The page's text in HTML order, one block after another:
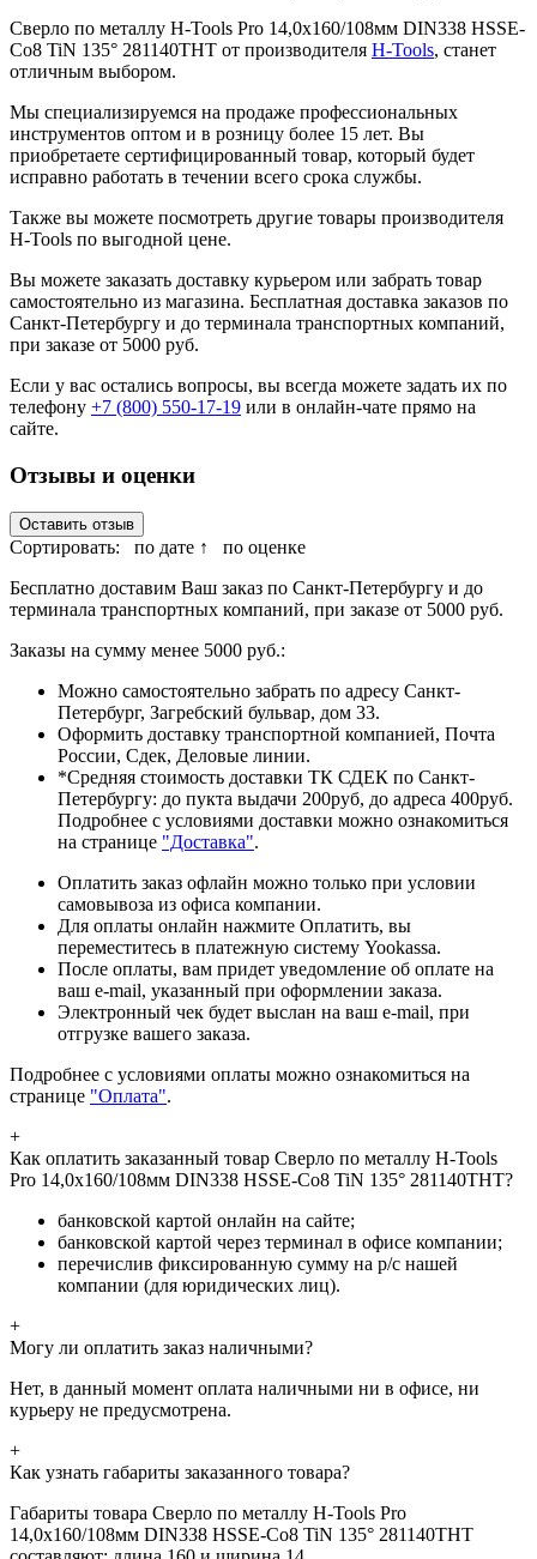
Сверло по металлу H-Tools Pro 14,0x160/108мм DIN338 HSSE-
Co8 TiN 135° 281140THT от производителя H-Tools, станет
отличным выбором.
Мы специализируемся на продаже профессиональных
инструментов оптом и в розницу более 15 лет. Вы
приобретаете сертифицированный товар, который будет
исправно работать в течении всего срока службы.
Также вы можете посмотреть другие товары производителя
H-Tools по выгодной цене.
Вы можете заказать доставку курьером или забрать товар
самостоятельно из магазина. Бесплатная доставка заказов по
Санкт-Петербургу и до терминала транспортных компаний,
при заказе от 5000 руб.
Если у вас остались вопросы, вы всегда можете задать их по
телефону +7 (800) 550-17-19 или в онлайн-чате прямо на
сайте.
Отзывы и оценки
Оставить отзыв
Сортировать: по дате ↑
по оценке
Бесплатно доставим Ваш заказ по Санкт-Петербургу и до
терминала транспортных компаний, при заказе от 5000 руб.
Заказы на сумму менее 5000 руб.:
Можно самостоятельно забрать по адресу Санкт-
Петербург, Загребский бульвар, дом 33.
Оформить доставку транспортной компанией, Почта
России, Сдек, Деловые линии.
*Средняя стоимость доставки ТК СДЕК по Санкт-
Петербургу: до пукта выдачи 200руб, до адреса 400руб.
Подробнее с условиями доставки можно ознакомиться
на странице "Доставка".
Оплатить заказ офлайн можно только при условии
самовывоза из офиса компании.
Для оплаты онлайн нажмите Оплатить, вы
переместитесь в платежную систему Yookassa.
После оплаты, вам придет уведомление об оплате на
ваш e-mail, указанный при оформлении заказа.
Электронный чек будет выслан на ваш e-mail, при
отгрузке вашего заказа.
Подробнее с условиями оплаты можно ознакомиться на
странице "Оплата".
+
Как оплатить заказанный товар Сверло по металлу H-Tools
Pro 14,0x160/108мм DIN338 HSSE-Co8 TiN 135° 281140THT?
банковской картой онлайн на сайте;
банковской картой через терминал в офисе компании;
перечислив фиксированную сумму на р/с нашей
компании (для юридических лиц).
+
Могу ли оплатить заказ наличными?
Нет, в данный момент оплата наличными ни в офисе, ни
курьеру не предусмотрена.
+
Как узнать габариты заказанного товара?
Габариты товара Сверло по металлу H-Tools Pro
14,0x160/108мм DIN338 HSSE-Co8 TiN 135° 281140THT